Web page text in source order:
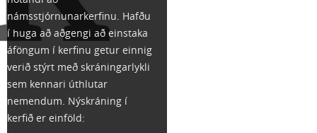
námsstjórnunarkerfinu. Hafðu
í huga að aðgengi að einstaka
áföngum í kerfinu getur einnig
verið stýrt með skráningarlykli
sem kennari úthlutar
nemendum. Nýskráning í
kerfið er einföld: